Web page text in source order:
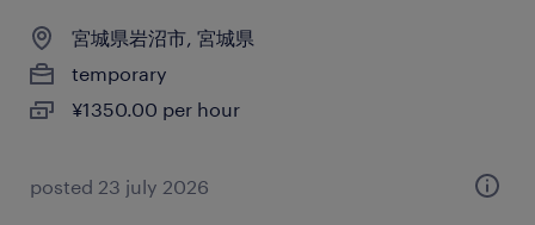
宮城県岩沼市, 宮城県
temporary
¥1350.00 per hour
posted 23 july 2026